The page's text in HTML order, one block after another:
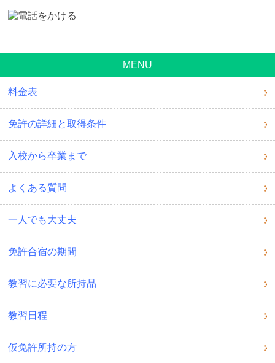
料金表
免許の詳細と取得条件
入校から卒業まで
よくある質問
一人でも大丈夫
免許合宿の期間
教習に必要な所持品
教習日程
仮免許所持の方